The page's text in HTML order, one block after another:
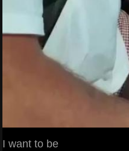
I want to be